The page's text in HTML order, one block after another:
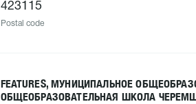
423115
Postal code
FEATURES, МУНИЦИПАЛЬНОЕ
ОБЩЕОБРАЗОВАТЕЛЬНАЯ ШКОЛА